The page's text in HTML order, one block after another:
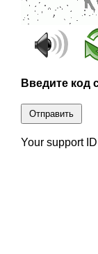
Введите код
Отправить
Your support